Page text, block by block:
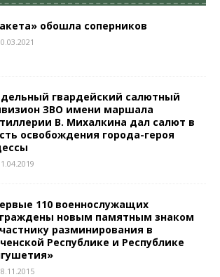
обошла соперников
гвардейский салютный
ЗВО имени маршала
В. Михалкина дал салют в
освобождения города-героя
110 военнослужащих
новым памятным знаком
разминирования в
Республике и Республике